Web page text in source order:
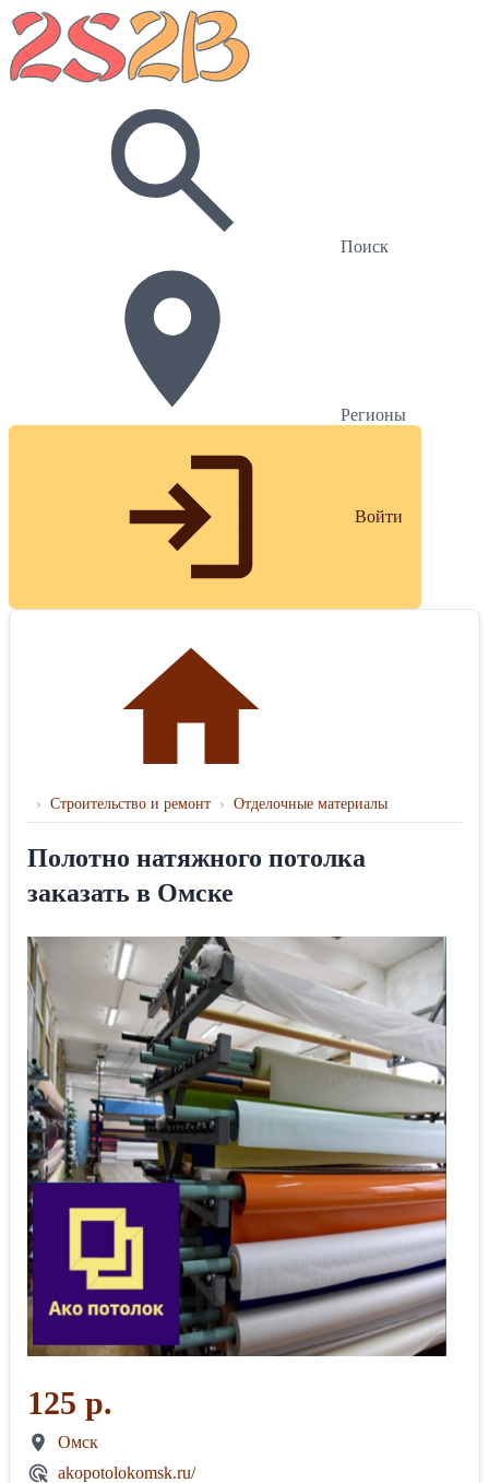
Поиск
Регионы
Войти
› Строительство и ремонт › Отделочные материалы
Полотно натяжного потолка
заказать в Омске
125 р.
Омск
akopotolokomsk.ru/